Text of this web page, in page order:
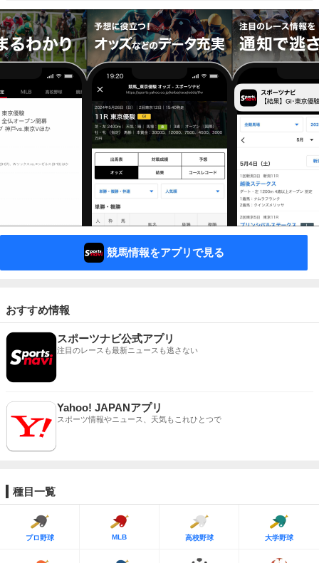
競馬情報をアプリで見る
おすすめ情報
スポーツナビ公式アプリ
注目のレースも最新ニュースも逃さない
Yahoo! JAPANアプリ
スポーツ情報やニュース、天気もこれひとつで
種目一覧
プロ野球 MLB 高校野球 大学野球